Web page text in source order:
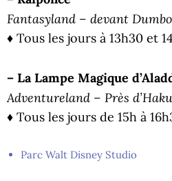
Fantasyland – devant
♦ Tous les jours à 13h30 et
– La Lampe Magique
Adventureland – Près
♦ Tous les jours de 15h à
Parc Walt Disney Studio